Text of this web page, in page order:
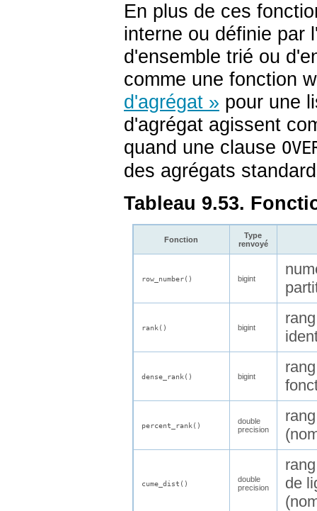
En plus de ces
interne ou définie par
d'ensemble trié ou
comme une fonction
d'agrégat » pour une
d'agrégat agissent
quand une clause
des agrégats
Tableau 9.53.
Fonction
Type
renvoyé
row_number() bigint
rank() bigint
dense_rank() bigint
percent_rank()
double
precision
cume_dist()
double
precision
de